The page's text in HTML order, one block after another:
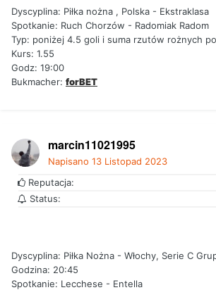
Dyscyplina: Piłka nożna , Polska - Ekstraklasa
Spotkanie: Ruch Chorzów - Radomiak Radom
Typ: poniżej 4.5 goli i suma rzutów rożnych
Kurs: 1.55
Godz: 19:00
Bukmacher: forBET
marcin11021995
Napisano 13 Listopad 2023
Reputacja:
Status:
Dyscyplina: Piłka Nożna - Włochy, Serie C
Godzina: 20:45
Spotkanie: Lecchese - Entella